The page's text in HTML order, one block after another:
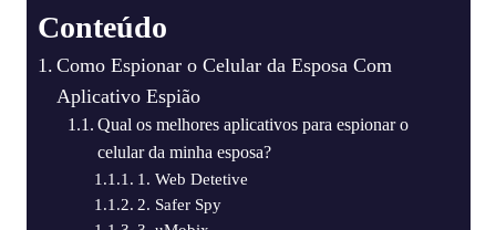
Conteúdo
Como Espionar o Celular da Esposa Com
Aplicativo Espião
Qual os melhores aplicativos para espionar o
celular da minha esposa?
1. Web Detetive
2. Safer Spy